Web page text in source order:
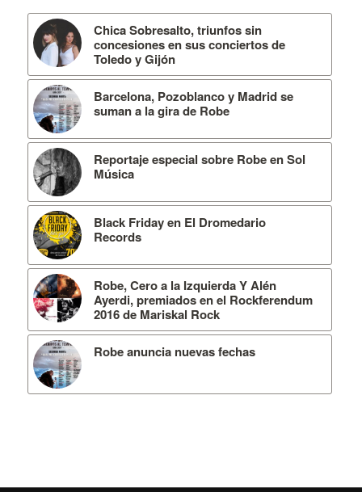
Chica Sobresalto, triunfos sin
concesiones en sus conciertos de
Toledo y Gijón
Barcelona, Pozoblanco y Madrid se
suman a la gira de Robe
Reportaje especial sobre Robe en Sol
Música
Black Friday en El Dromedario
Records
Robe, Cero a la Izquierda Y Alén
Ayerdi, premiados en el Rockferendum
2016 de Mariskal Rock
Robe anuncia nuevas fechas